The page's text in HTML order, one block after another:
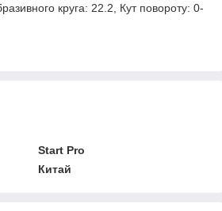
круга: 22.2, Кут повороту: 0-
Start Pro
Китай